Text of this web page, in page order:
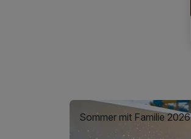
Sommer mit Familie 2026